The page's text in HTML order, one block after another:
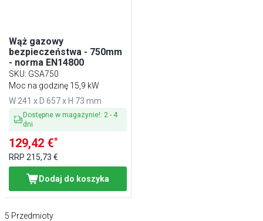
Wąż gazowy
bezpieczeństwa - 750mm
- norma EN14800
SKU: GSA750
Moc na godzinę 15,9 kW
W 241 x D 657 x H 73 mm
Dostępne w magazynie!: 2 - 4
dni
129,42 €*
RRP 215,73 €
Dodaj do koszyka
5 Przedmioty